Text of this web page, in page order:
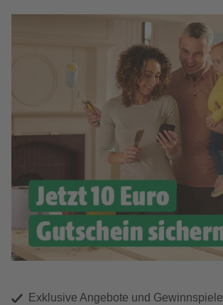
Exklusive Angebote und Gewinnspiele